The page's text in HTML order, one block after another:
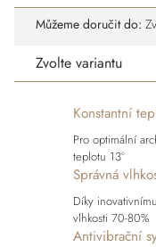
Můžeme doručit do:
Zvolte variantu
Konstantní
Pro optimální
teplotu 13°
Správná
Díky
vlhkosti 70-80%
Antivibrační